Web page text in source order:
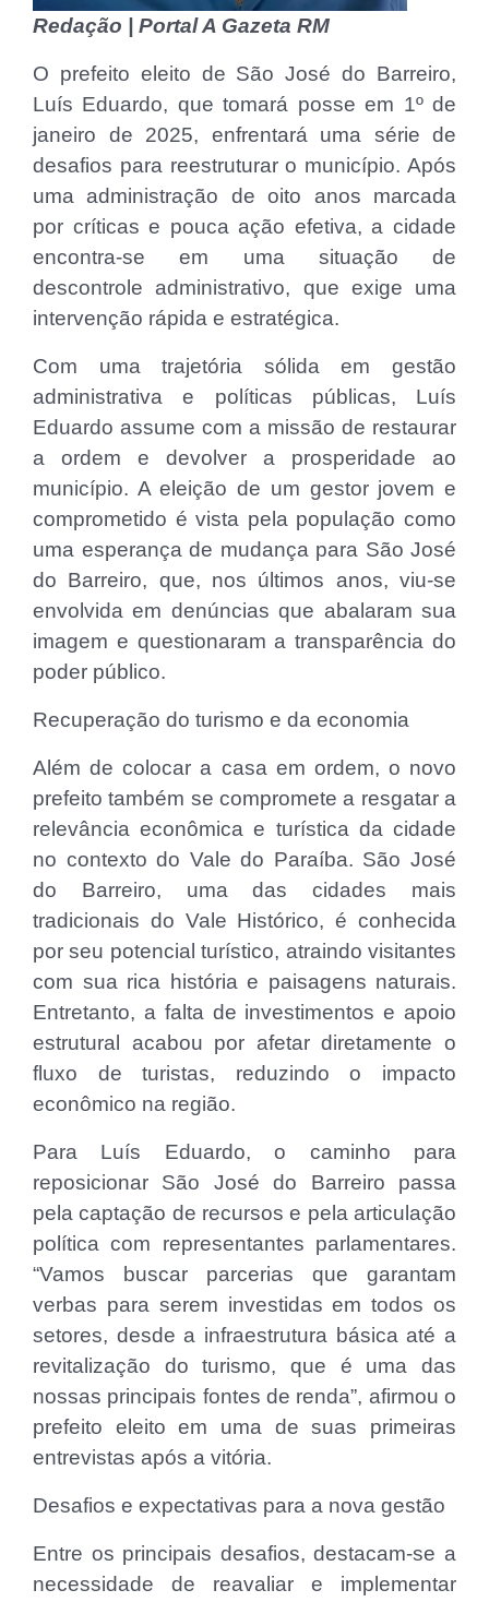
Redação | Portal A Gazeta RM
O prefeito eleito de São José do Barreiro,
Luís Eduardo, que tomará posse em 1º de
janeiro de 2025, enfrentará uma série de
desafios para reestruturar o município. Após
uma administração de oito anos marcada
por críticas e pouca ação efetiva, a cidade
encontra-se em uma situação de
descontrole administrativo, que exige uma
intervenção rápida e estratégica.
Com uma trajetória sólida em gestão
administrativa e políticas públicas, Luís
Eduardo assume com a missão de restaurar
a ordem e devolver a prosperidade ao
município. A eleição de um gestor jovem e
comprometido é vista pela população como
uma esperança de mudança para São José
do Barreiro, que, nos últimos anos, viu-se
envolvida em denúncias que abalaram sua
imagem e questionaram a transparência do
poder público.
Recuperação do turismo e da economia
Além de colocar a casa em ordem, o novo
prefeito também se compromete a resgatar a
relevância econômica e turística da cidade
no contexto do Vale do Paraíba. São José
do Barreiro, uma das cidades mais
tradicionais do Vale Histórico, é conhecida
por seu potencial turístico, atraindo visitantes
com sua rica história e paisagens naturais.
Entretanto, a falta de investimentos e apoio
estrutural acabou por afetar diretamente o
fluxo de turistas, reduzindo o impacto
econômico na região.
Para Luís Eduardo, o caminho para
reposicionar São José do Barreiro passa
pela captação de recursos e pela articulação
política com representantes parlamentares.
“Vamos buscar parcerias que garantam
verbas para serem investidas em todos os
setores, desde a infraestrutura básica até a
revitalização do turismo, que é uma das
nossas principais fontes de renda”, afirmou o
prefeito eleito em uma de suas primeiras
entrevistas após a vitória.
Desafios e expectativas para a nova gestão
Entre os principais desafios, destacam-se a
necessidade de reavaliar e implementar